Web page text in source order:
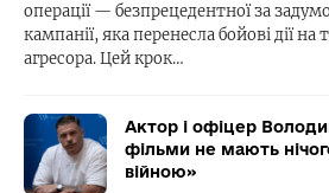
операції — безпрецедентної за
кампанії, яка перенесла бойові дії
агресора. Цей крок…
Актор і офіцер
фільми не мають
війною»